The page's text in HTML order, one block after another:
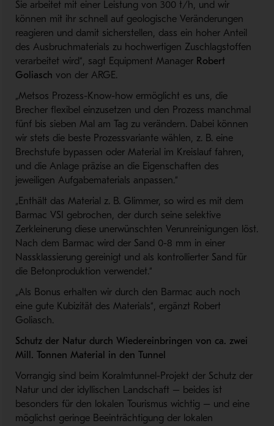
Sie arbeitet mit einer Leistung von 300 t/h, und wir
können mit ihr schnell auf geologische Veränderungen
reagieren und damit sicherstellen, dass ein hoher Anteil
des Ausbruchmaterials zu hochwertigen Zuschlagstoffen
verarbeitet wird“, sagt Equipment Manager Robert
Goliasch von der ARGE.
„Metsos Prozess-Know-how ermöglicht es uns, die
Brecher flexibel einzusetzen und den Prozess manchmal
fünf bis sieben Mal am Tag zu verändern. Dabei können
wir stets die beste Prozessvariante wählen, z. B. eine
Brechstufe bypassen oder Material im Kreislauf fahren,
und die Anlage präzise an die Eigenschaften des
jeweiligen Aufgabematerials anpassen.“
„Enthält das Material z. B. Glimmer, so wird es mit dem
Barmac VSI gebrochen, der durch seine selektive
Zerkleinerung diese unerwünschten Verunreinigungen löst.
Nach dem Barmac wird der Sand 0-8 mm in einer
Nassklassierung gereinigt und als kontrollierter Sand für
die Betonproduktion verwendet.“
„Als Bonus erhalten wir durch den Barmac auch noch
eine gute Kubizität des Materials“, ergänzt Robert
Goliasch.
Schutz der Natur durch Wiedereinbringen von ca. zwei
Mill. Tonnen Material in den Tunnel
Vorrangig sind beim Koralmtunnel-Projekt der Schutz der
Natur und der idyllischen Landschaft – beides ist
besonders für den lokalen Tourismus wichtig – und eine
möglichst geringe Beeinträchtigung der lokalen